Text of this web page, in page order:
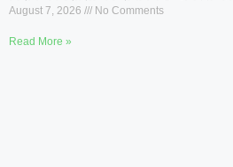
August 7, 2026 No Comments
Read More »